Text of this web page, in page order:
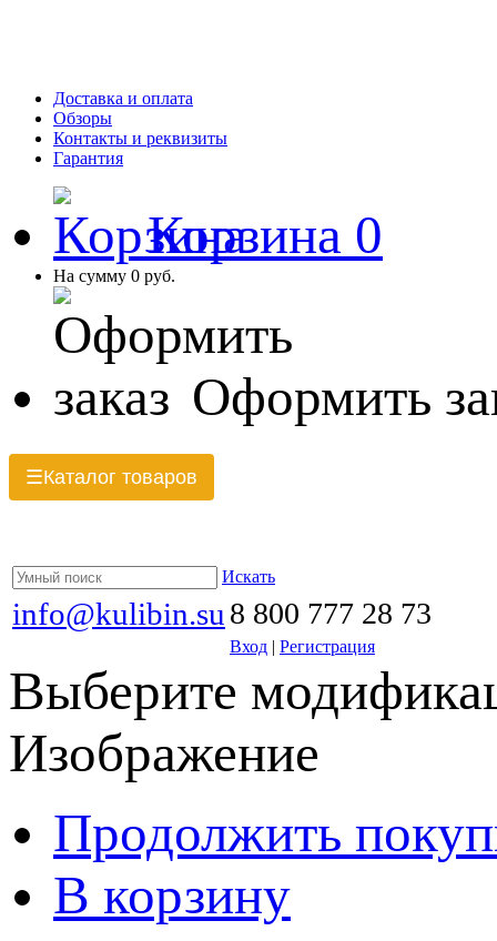
Доставка и оплата
Обзоры
Контакты и реквизиты
Гарантия
Корзина 0
На сумму 0 руб.
Оформить
☰Каталог товаров
Искать
info@kulibin.su 8 800 777 28 73
Вход | Регистрация
Выберите
Изображение
Продолжить
В корзину